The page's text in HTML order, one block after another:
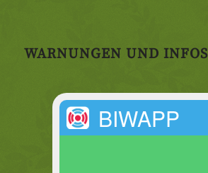
WARNUNGEN UND INFOS
BIWAPP